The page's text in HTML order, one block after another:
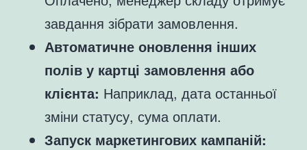
завдання зібрати замовлення.
Автоматичне оновлення інших
полів у картці замовлення або
клієнта: Наприклад, дата останньої
зміни статусу, сума оплати.
Запуск маркетингових кампаній: